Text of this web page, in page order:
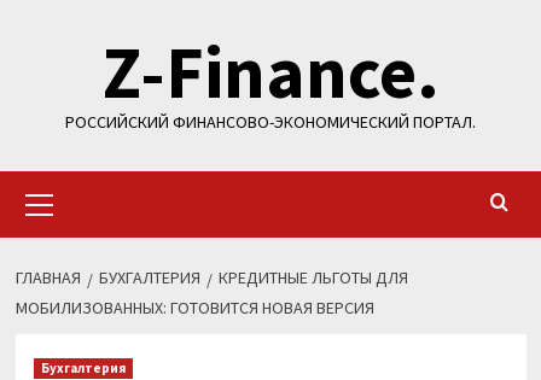
содержимомуZ-Finance.
РОССИЙСКИЙ ФИНАНСОВО-ЭКОНОМИЧЕСКИЙ ПОРТАЛ.
меню
ГЛАВНАЯ БУХГАЛТЕРИЯ
КРЕДИТНЫЕ ЛЬГОТЫ ДЛЯ
МОБИЛИЗОВАННЫХ: ГОТОВИТСЯ НОВАЯ ВЕРСИЯ
Бухгалтерия